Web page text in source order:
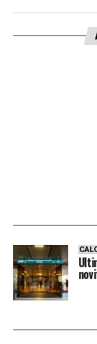
Allegri a
del suo
finale
La presenza
questa
forte: i
Nonostante